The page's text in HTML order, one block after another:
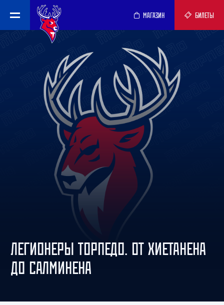
МАГАЗИН БИЛЕТЫ
ЛЕГИОНЕРЫ ТОРПЕДО. ОТ ХИЕТАНЕНА
ДО САЛМИНЕНА